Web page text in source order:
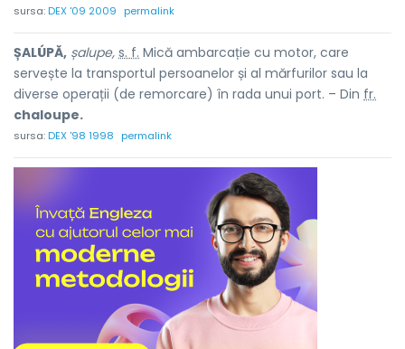
sursa:DEX '09 2009 permalink
ȘALÚPĂ, șalupe, s. f. Mică ambarcație cu motor, care
servește la transportul persoanelor și al mărfurilor sau la
diverse operații (de remorcare) în rada unui port. – Din fr.
chaloupe.
sursa:DEX '98 1998 permalink